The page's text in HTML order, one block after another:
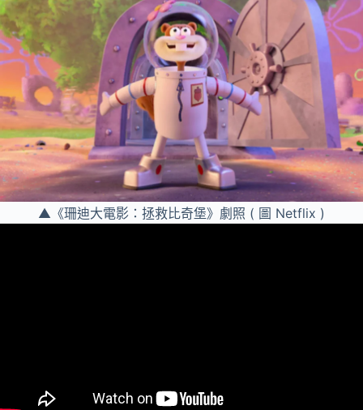
▲《珊迪大電影：拯救比奇堡》劇照 ( 圖 Netflix )